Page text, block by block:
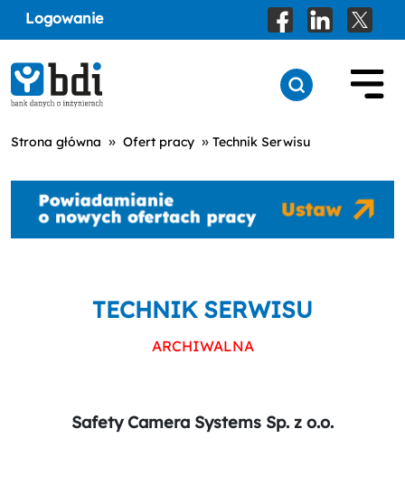
Logowanie
Strona główna » Ofert pracy » Technik Serwisu
TECHNIK SERWISU
ARCHIWALNA
Safety Camera Systems Sp. z o.o.